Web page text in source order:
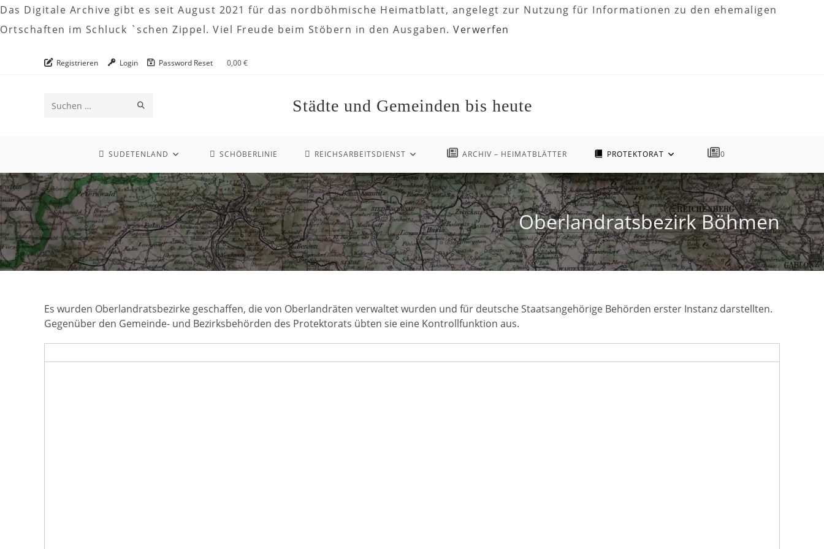
Das Digitale Archive gibt es seit August 2021 für das nordböhmische Heimatblatt, angelegt zur Nutzung für Informationen zu den ehemaligen
Ortschaften im Schluck `schen Zippel. Viel Freude beim Stöbern in den Ausgaben. Verwerfen
Registrieren Login Password Reset 0,00€
Diese
durchsuchen
Städte und Gemeinden bis heute
SUDETENLAND SCHÖBERLINIE REICHSARBEITSDIENST ARCHIV – HEIMATBLÄTTER PROTEKTORAT 0
Oberlandratsbezirk Böhmen
Es wurden Oberlandratsbezirke geschaffen, die von Oberlandräten verwaltet wurden und für deutsche Staatsangehörige Behörden erster Instanz darstellten.
Gegenüber den Gemeinde- und Bezirksbehörden des Protektorats übten sie eine Kontrollfunktion aus.